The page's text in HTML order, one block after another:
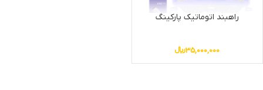
راهبند اتوماتیک پارکینگ
35,000,000﷼